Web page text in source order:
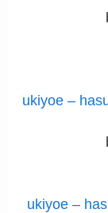
ukiyoe –
ukiyoe –